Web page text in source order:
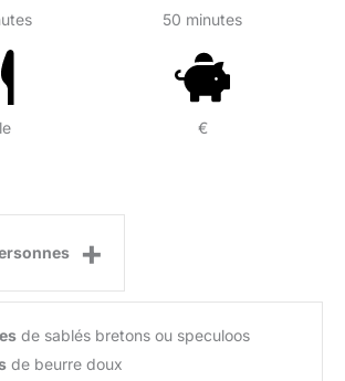
50 minutes
€
+
de sablés bretons ou speculoos
de beurre doux